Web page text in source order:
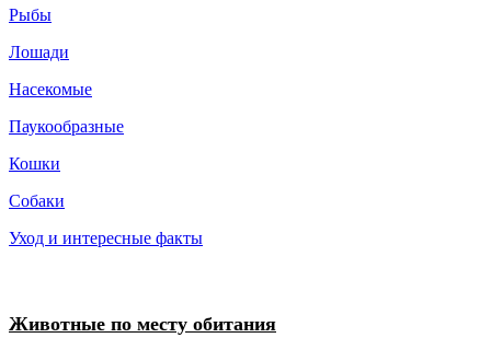
Рыбы
Лошади
Насекомые
Паукообразные
Кошки
Собаки
Уход и интересные факты
Животные по месту обитания